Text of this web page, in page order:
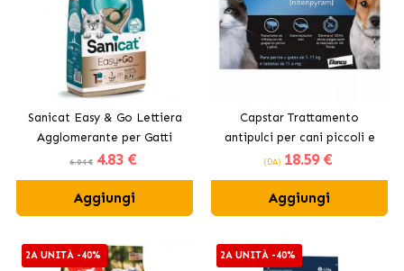
Sanicat Easy & Go Lettiera
Agglomerante per Gatti
6.04 € 4.83 €
Aggiungi
Capstar Trattamento
antipulci per cani piccoli e
gatti
(DA) 18.59 €
Aggiungi
2A UNITÀ -40% 2A UNITÀ -40%